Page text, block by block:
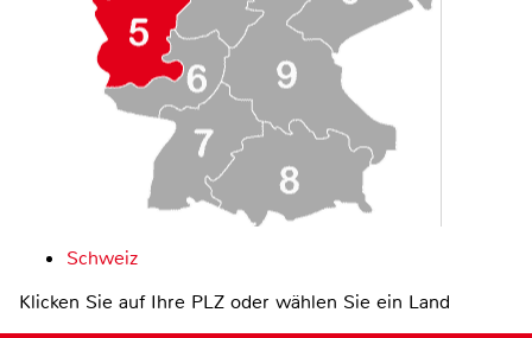
Schweiz
Klicken Sie auf Ihre PLZ oder wählen Sie ein Land